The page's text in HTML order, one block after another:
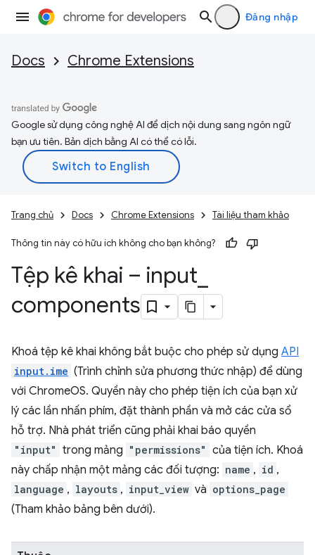
Đăng nhập
Docs Chrome Extensions
Google sử dụng công nghệ AI để dịch nội dung sang ngôn ngữ
bạn ưu tiên. Bản dịch bằng AI có thể có lỗi.
Trang chủ Docs Chrome Extensions Tài liệu tham khảo
Thông tin này có hữu ích không cho bạn không?
Tệp kê khai – input
components
Khoá tệp kê khai không bắt buộc cho phép sử dụng API
input.ime (Trình chỉnh sửa phương thức nhập) để dùng
với ChromeOS. Quyền này cho phép tiện ích của bạn xử
lý các lần nhấn phím, đặt thành phần và mở các cửa sổ
hỗ trợ. Nhà phát triển cũng phải khai báo quyền
"input" trong mảng "permissions" của tiện ích. Khoá
này chấp nhận một mảng các đối tượng: name , id ,
language , layouts , input_view và options_page
(Tham khảo bảng bên dưới).